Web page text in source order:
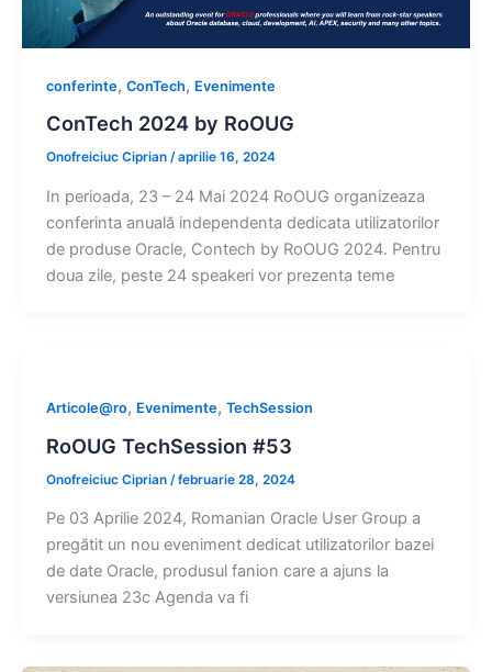
conferinte, ConTech, Evenimente
ConTech 2024 by RoOUG
Onofreiciuc Ciprian /aprilie 16, 2024
In perioada, 23 – 24 Mai 2024 RoOUG organizeaza
conferinta anuală independenta dedicata utilizatorilor
de produse Oracle, Contech by RoOUG 2024. Pentru
doua zile, peste 24 speakeri vor prezenta teme
Articole@ro, Evenimente, TechSession
RoOUG TechSession #53
Onofreiciuc Ciprian /februarie 28, 2024
Pe 03 Aprilie 2024, Romanian Oracle User Group a
pregătit un nou eveniment dedicat utilizatorilor bazei
de date Oracle, produsul fanion care a ajuns la
versiunea 23c Agenda va fi